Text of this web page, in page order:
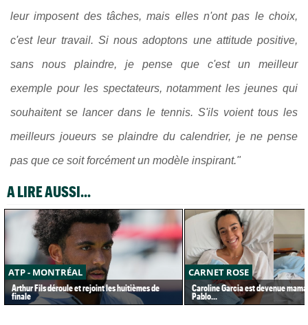
leur imposent des tâches, mais elles n'ont pas le choix,
c'est leur travail. Si nous adoptons une attitude positive,
sans nous plaindre, je pense que c'est un meilleur
exemple pour les spectateurs, notamment les jeunes qui
souhaitent se lancer dans le tennis. S'ils voient tous les
meilleurs joueurs se plaindre du calendrier, je ne pense
pas que ce soit forcément un modèle inspirant."
A LIRE AUSSI...
ATP - MONTRÉAL
Arthur Fils déroule et rejoint les huitièmes de
finale
CARNET ROSE
Caroline Garcia est devenue
Pablo...